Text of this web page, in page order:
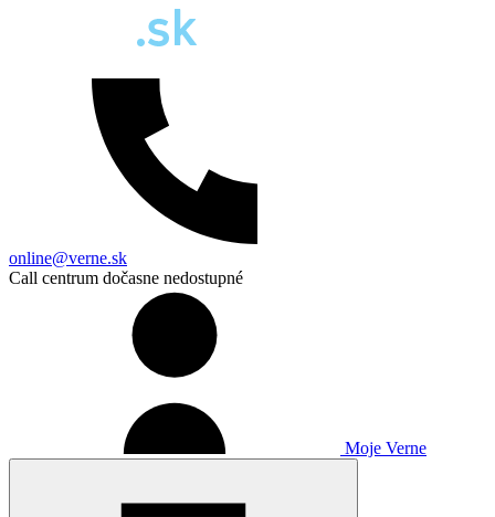
online@verne.sk
Call centrum dočasne nedostupné
Moje Verne